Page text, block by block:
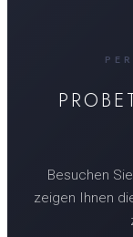
Besuchen
zeigen Ihnen